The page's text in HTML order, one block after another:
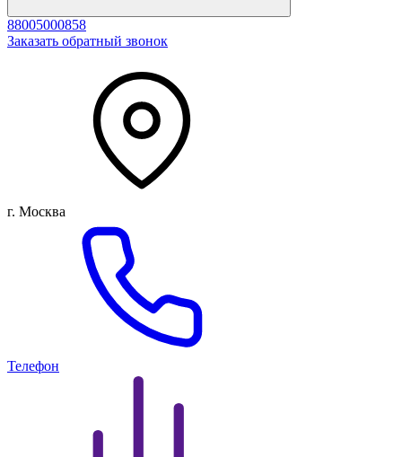
88005000858
Заказать обратный звонок
г. Москва
Телефон